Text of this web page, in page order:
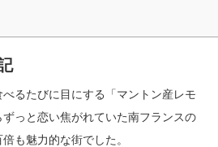
るたびに目にする「マントン産レモ
っと恋い焦がれていた南フランスの
も魅力的な街でした。